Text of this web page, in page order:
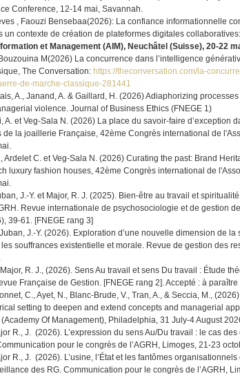
Conference, 12-14 mai, Savannah.
, Faouzi Bensebaa(2026): La confiance informationnelle
un contexte de création de plateformes digitales
et Management (AIM), Neuchâtel (Suisse), 20-22
M(2026) La concurrence dans l’intelligence
The Conversation:https://theconversation.com/la-
de-marche-classique-281441
A., Janand, A. & Gaillard, H. (2026) Adiaphorizing
violence. Journal of Business Ethics (FNEGE 1)
A. et Veg-Sala N. (2026) La place du savoir-faire d’exception
de la joaillerie Française, 42ème Congrès international de
Ardelet C. et Veg-Sala N. (2026) Curating the past: Brand
luxury fashion houses, 42ème Congrès international de
J.-Y. et Major, R. J. (2025). Bien-être au travail et
Revue internationale de psychosociologie et de gestion
39-61. [FNEGE rang 3]
J.-Y. (2026). Exploration d’une nouvelle dimension de
souffrances existentielle et morale. Revue de gestion des
R. J., (2026). Sens Au travail et sens Du travail : Étude
Française de Gestion. [FNEGE rang 2]. Accepté : à
C., Ayet, N., Blanc-Brude, V., Tran, A., & Seccia, M.,
setting to deepen and extend concepts and managerial
Of Management), Philadelphia, 31 July-4 August
R., J. (2026). L’expression du sens Au/Du travail : le cas
pour le congrès de l’AGRH, Limoges, 21-23
R., J. (2026). L’usine, l’État et les fantômes
des RG. Communication pour le congrès de l’AGRH,